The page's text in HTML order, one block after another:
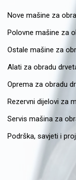
Nove mašine za
Polovne mašine za
Ostale mašine za
Alati za obradu
Oprema za obradu
Rezervni dijelovi za
Servis mašina za
Podrška, savjeti i